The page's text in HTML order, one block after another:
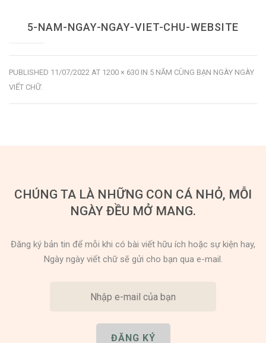
5-NAM-NGAY-NGAY-VIET-CHU-WEBSITE
PUBLISHED 11/07/2022 AT 1200 × 630 IN 5 NĂM CÙNG BẠN NGÀY NGÀY
VIẾT CHỮ.
CHÚNG TA LÀ NHỮNG CON CÁ NHỎ, MỖI
NGÀY ĐỀU MỞ MANG.
Đăng ký bản tin để mỗi khi có bài viết hữu ích hoặc sự kiện hay,
Ngày ngày viết chữ sẽ gửi cho bạn qua e-mail.